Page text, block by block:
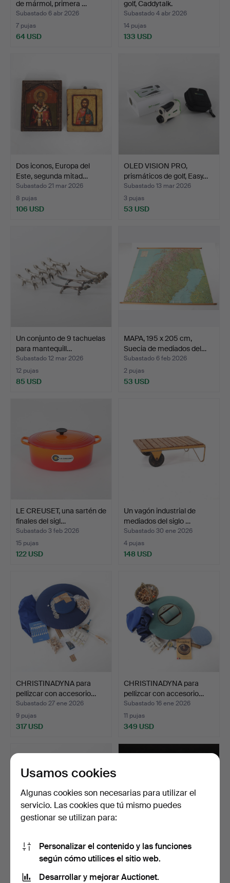
de mármol, primera …
Subastado 6 abr 2026
7 pujas
64 USD
golf, Caddytalk.
Subastado 4 abr 2026
14 pujas
133 USD
Dos iconos, Europa del
Este, segunda mitad…
Subastado 21 mar 2026
8 pujas
106 USD
OLED VISION PRO,
prismáticos de golf, Easy…
Subastado 13 mar 2026
3 pujas
53 USD
Un conjunto de 9 tachuelas
para mantequill…
Subastado 12 mar 2026
12 pujas
85 USD
MAPA, 195 x 205 cm,
Suecia de mediados del…
Subastado 6 feb 2026
2 pujas
53 USD
LE CREUSET, una sartén de
finales del sigl…
Subastado 3 feb 2026
15 pujas
122 USD
Un vagón industrial de
mediados del siglo …
Subastado 30 ene 2026
4 pujas
148 USD
CHRISTINADYNA para
pellizcar con accesorio…
Subastado 27 ene 2026
9 pujas
317 USD
CHRISTINADYNA para
pellizcar con accesorio…
Subastado 16 ene 2026
11 pujas
349 USD
UNA CUCHILLERÍA
DREIZACK SOLINGEN,
segunda…
Subastado 15 ene 2026
PETER LÜTKEN. Un juego
Subastado 16 dic 2025
Usamos cookies
Algunas cookies son necesarias para utilizar el
servicio. Las cookies que tú mismo puedes
gestionar se utilizan para:
Personalizar el contenido y las funciones
según cómo utilices el sitio web.
Desarrollar y mejorar Auctionet.